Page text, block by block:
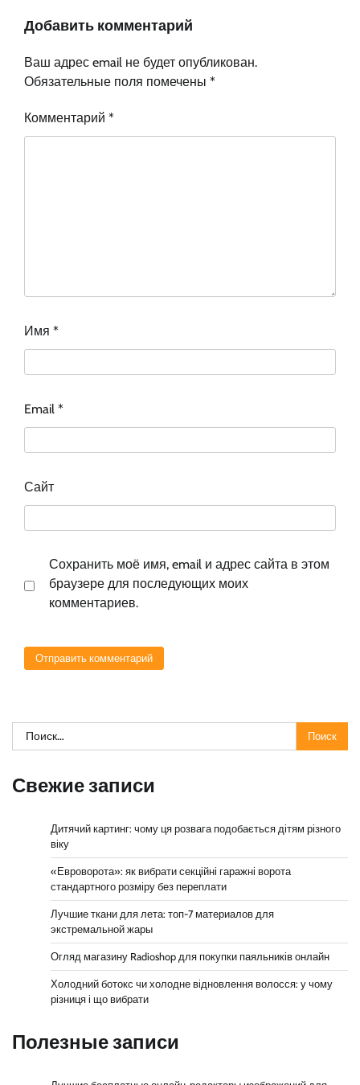
Добавить комментарий
Ваш адрес email не будет опубликован.
Обязательные поля помечены *
Комментарий *
Имя *
Email *
Сайт
Сохранить моё имя, email и адрес сайта в этом
браузере для последующих моих
комментариев.
Найти:
Свежие записи
Дитячий картинг: чому ця розвага подобається дітям різного
віку
«Евроворота»: як вибрати секційні гаражні ворота
стандартного розміру без переплати
Лучшие ткани для лета: топ-7 материалов для
экстремальной жары
Огляд магазину Radioshop для покупки паяльників онлайн
Холодний ботокс чи холодне відновлення волосся: у чому
різниця і що вибрати
Полезные записи